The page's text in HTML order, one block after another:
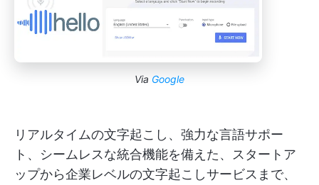
Via Google
リアルタイムの文字起こし、強力な言語サポー
ト、シームレスな統合機能を備えた、スタートア
ップから企業レベルの文字起こしサービスまで、